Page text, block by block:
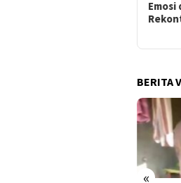
Emosi
BERITA
«